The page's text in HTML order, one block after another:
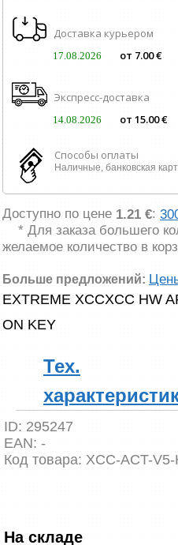
Доставка курьером
17.08.2026 от 7.00 €
Экспресс-доставка
14.08.2026 от 15.00 €
Способы оплаты
Наличные, банковская
Доступно по цене 1.21 €:
* Для заказа большего
желаемое количество в
Больше предложений:
EXTREME XCCXCC HW
ON KEY
Тех.
ID: 295247
EAN: -
Код товара: XCC-ACT-V5-
На складе